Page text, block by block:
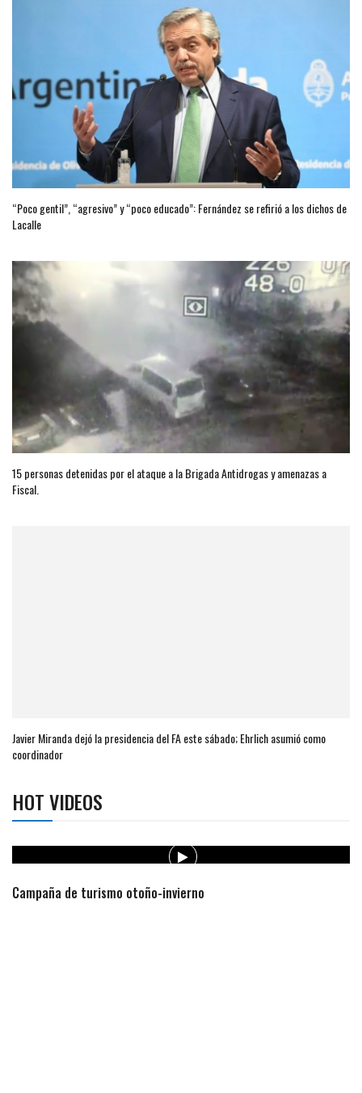
“Poco gentil”, “agresivo” y “poco educado”: Fernández se refirió a los dichos de
Lacalle
15 personas detenidas por el ataque a la Brigada Antidrogas y amenazas a
Fiscal.
Javier Miranda dejó la presidencia del FA este sábado; Ehrlich asumió como
coordinador
HOT VIDEOS
de turismo otoño-invierno